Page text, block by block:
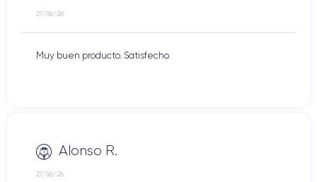
27/06/26
Muy buen producto. Satisfecho.
Alonso R.
27/06/26